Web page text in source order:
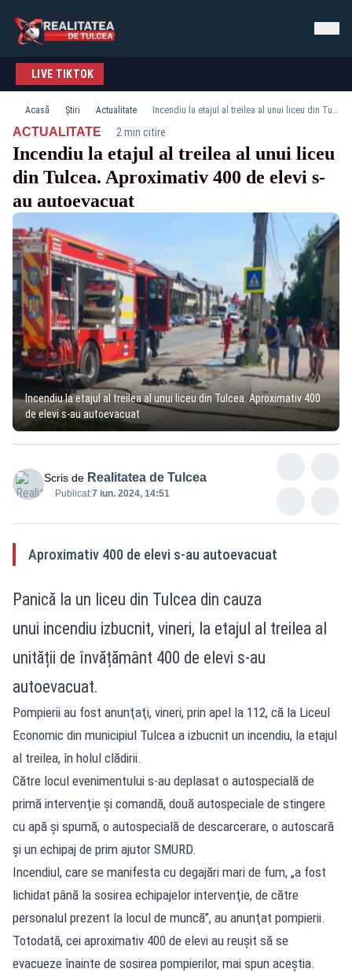
LIVE TIKTOK
Acasă Știri Actualitate Incendiu la etajul al treilea al unui liceu din Tulcea. Aproximativ 400 de elevi s-au autoevacuat
ACTUALITATE· 2 min citire
Incendiu la etajul al treilea al unui liceu
din Tulcea. Aproximativ 400 de elevi s-
au autoevacuat
Incendiu la etajul al treilea al unui liceu din Tulcea. Aproximativ 400
de elevi s-au autoevacuat
Scris de Realitatea de Tulcea
Publicat:7 iun. 2024, 14:51
Aproximativ 400 de elevi s-au autoevacuat
Panică la un liceu din Tulcea din cauza
unui incendiu izbucnit, vineri, la etajul al treilea al
unității de învățământ 400 de elevi s-au
autoevacuat.
Pompierii au fost anunţaţi, vineri, prin apel la 112, că la Liceul
Economic din municipiul Tulcea a izbucnit un incendiu, la etajul
al treilea, în holul clădirii.
Către locul evenimentului s-au deplasat o autospecială de
primă intervenţie şi comandă, două autospeciale de stingere
cu apă şi spumă, o autospecială de descarcerare, o autoscară
şi un echipaj de prim ajutor SMURD.
Incendiul, care se manifesta cu degajări mari de fum, „a fost
lichidat până la sosirea echipajelor intervenţie, de către
personalul prezent la locul de muncă”, au anunţat pompierii.
Totodată, cei aproximativ 400 de elevi au reușit să se
evacueze înainte de sosirea pompierilor, mai spun aceștia.